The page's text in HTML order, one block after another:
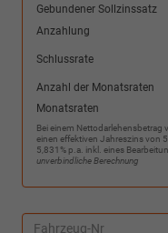
Gebundener Sollzinssatz
Anzahlung
Schlussrate
Anzahl der Monatsraten
Monatsraten
Bei einem Nettodarlehensbetrag
einen effektiven Jahreszins von
5,831% p.a. inkl. eines
unverbindliche Berechnung